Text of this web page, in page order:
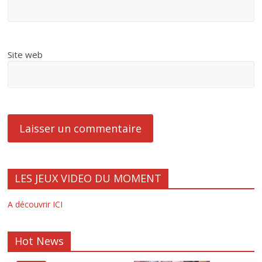
Site web
LES JEUX VIDEO DU MOMENT
A découvrir ICI
Hot News